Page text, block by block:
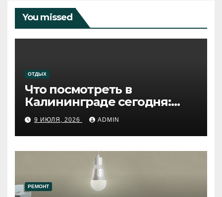
You missed
ОТДЫХ
Что посмотреть в
Калининграде сегодня:
путеводитель по самому
западному городу России
9 ИЮЛЯ, 2026 ADMIN
РЕМОНТ